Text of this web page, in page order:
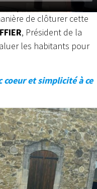
de clôturer cette
, Président de la
les habitants pour
et simplicité à ce